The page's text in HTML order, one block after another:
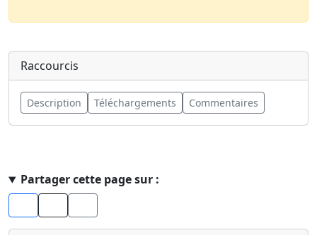
Raccourcis
Description Téléchargements Commentaires
Partager cette page sur :
Facebook